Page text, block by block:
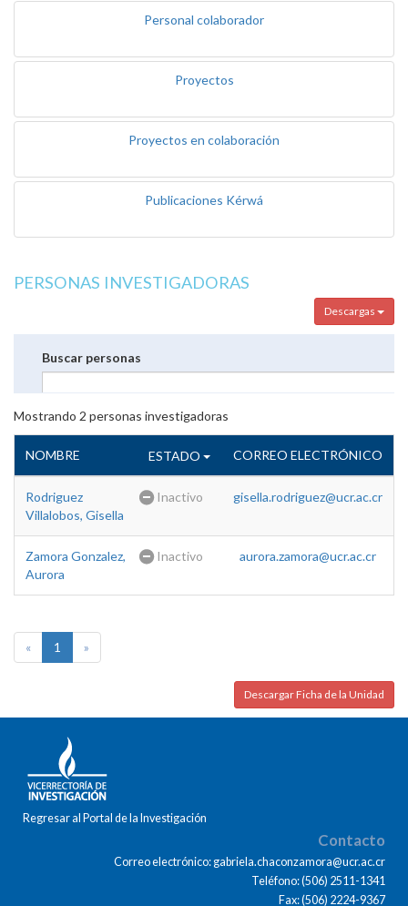
Personal colaborador
Proyectos
Proyectos en colaboración
Publicaciones Kérwá
PERSONAS INVESTIGADORAS
Descargas
Buscar personas
Mostrando 2 personas investigadoras
NOMBRE ESTADO CORREO ELECTRÓNICO
Rodriguez
Villalobos, Gisella
Inactivo gisella.rodriguez@ucr.ac.cr
Zamora Gonzalez,
Aurora
Inactivo aurora.zamora@ucr.ac.cr
« 1 »
Descargar Ficha de la Unidad
Regresar al Portal de la Investigación
Contacto
Correo electrónico: gabriela.chaconzamora@ucr.ac.cr
Teléfono: (506) 2511-1341
Fax: (506) 2224-9367